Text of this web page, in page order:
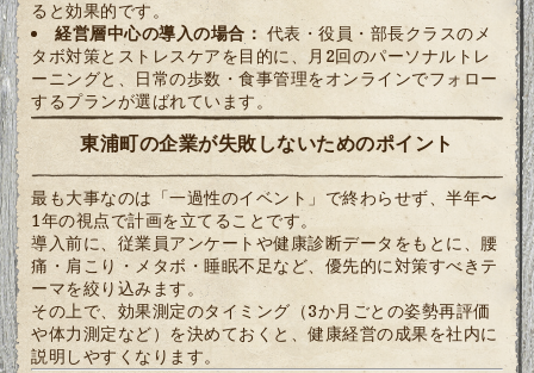
ると効果的です。
経営層中心の導入の場合： 代表・役員・部長クラスのメ
タボ対策とストレスケアを目的に、月2回のパーソナルトレ
ーニングと、日常の歩数・食事管理をオンラインでフォロー
するプランが選ばれています。
東浦町の企業が失敗しないためのポイント
最も大事なのは「一過性のイベント」で終わらせず、半年〜
1年の視点で計画を立てることです。
導入前に、従業員アンケートや健康診断データをもとに、腰
痛・肩こり・メタボ・睡眠不足など、優先的に対策すべきテ
ーマを絞り込みます。
その上で、効果測定のタイミング（3か月ごとの姿勢再評価
や体力測定など）を決めておくと、健康経営の成果を社内に
説明しやすくなります。